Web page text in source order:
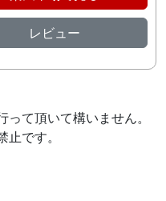
レビュー
て頂いて構いません。
です。